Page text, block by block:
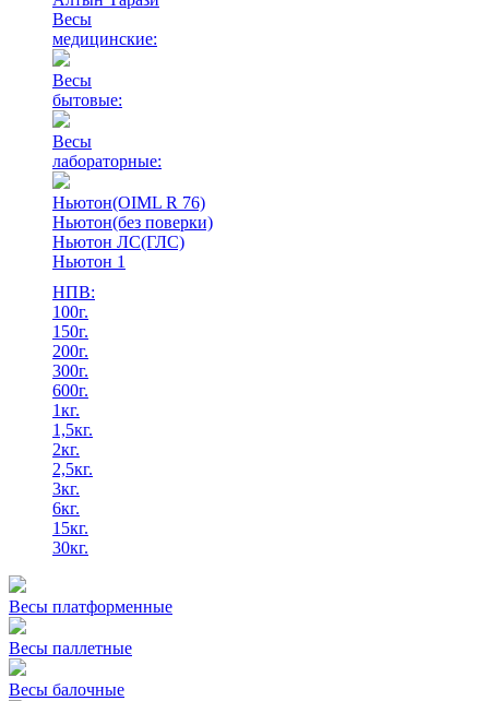
Весы
медицинские:
Весы
бытовые:
Весы
лабораторные:
Ньютон(OIML R 76)
Ньютон(без поверки)
Ньютон ЛС(ГЛС)
Ньютон 1
НПВ:
100г.
150г.
200г.
300г.
600г.
1кг.
1,5кг.
2кг.
2,5кг.
3кг.
6кг.
15кг.
30кг.
Весы платформенные
Весы паллетные
Весы балочные